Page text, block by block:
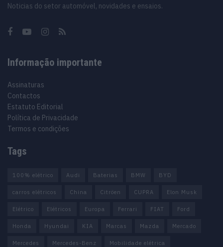
Noticias do setor automóvel, novidades e ensaios.
Informação importante
Assinaturas
Contactos
Estatuto Editorial
Política de Privacidade
Termos e condições
Tags
100% elétrico Audi Baterias BMW BYD
carros elétricos China Citröen CUPRA Elon Musk
Elétrico Elétricos Europa Ferrari FIAT Ford
Honda Hyundai KIA Marcas Mazda Mercado
Mercedes Mercedes-Benz Mobilidade elétrica